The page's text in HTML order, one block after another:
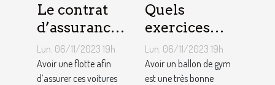
Le contrat
d’assurance
auto par
flotte : est-il
si
Lun. 06/11/2023 19h
Avoir une flotte afin
d’assurer ces voitures
Quels
exercices
pouvez-vous
faire avec un
ballon de
Lun. 06/11/2023 19h
Avoir un ballon de gym
est une très bonne